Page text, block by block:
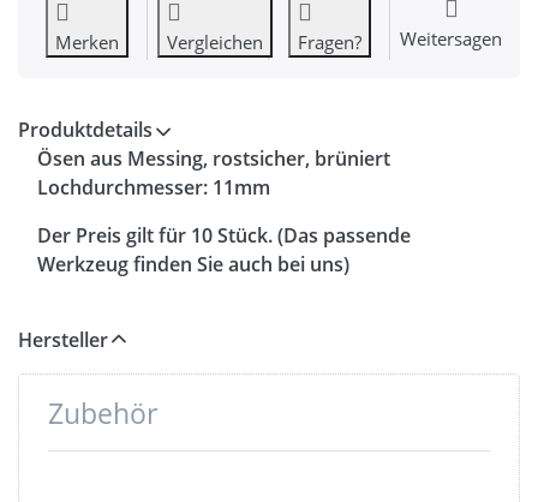
Merken Vergleichen Fragen? Weitersagen
Produktdetails
Ösen aus Messing, rostsicher, brüniert
Lochdurchmesser: 11mm
Der Preis gilt für 10 Stück. (Das passende
Werkzeug finden Sie auch bei uns)
Hersteller
Zubehör